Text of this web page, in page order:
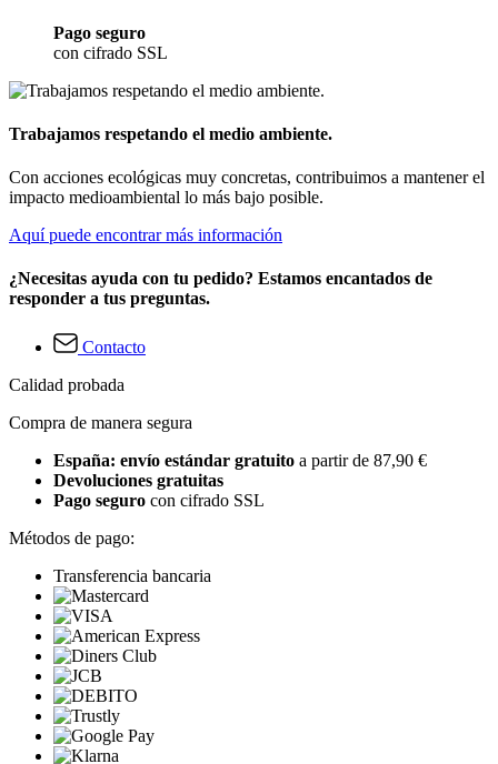
Pago seguro
con cifrado SSL
Trabajamos respetando el medio ambiente.
Con acciones ecológicas muy concretas, contribuimos a mantener el
impacto medioambiental lo más bajo posible.
Aquí puede encontrar más información
¿Necesitas ayuda con tu pedido? Estamos encantados de
responder a tus preguntas.
Contacto
Calidad probada
Compra de manera segura
España: envío estándar gratuito a partir de 87,90 €
Devoluciones gratuitas
Pago seguro con cifrado SSL
Métodos de pago:
Transferencia bancaria